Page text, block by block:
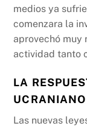
medios ya
comenzara la
aprovechó muy
actividad tanto
LA
UCRANIANO
Las nuevas